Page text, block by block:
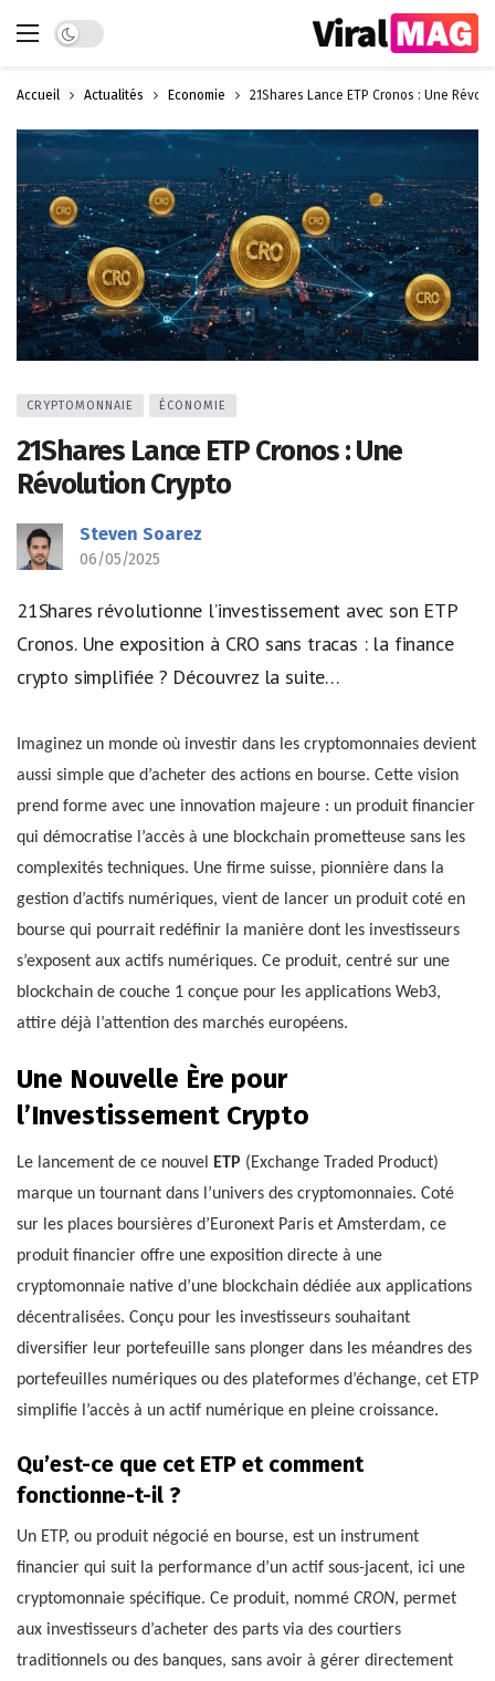
Dark mode
Accueil Actualités Économie 21Shares Lance ETP Cronos : Une
CRYPTOMONNAIE ÉCONOMIE
21Shares Lance ETP Cronos : Une
Révolution Crypto
Steven Soarez
06/05/2025
21Shares révolutionne l’investissement avec son ETP
Cronos. Une exposition à CRO sans tracas : la finance
crypto simplifiée ? Découvrez la suite…
Imaginez un monde où investir dans les cryptomonnaies devient
aussi simple que d’acheter des actions en bourse. Cette vision
prend forme avec une innovation majeure : un produit financier
qui démocratise l’accès à une blockchain prometteuse sans les
complexités techniques. Une firme suisse, pionnière dans la
gestion d’actifs numériques, vient de lancer un produit coté en
bourse qui pourrait redéfinir la manière dont les investisseurs
s’exposent aux actifs numériques. Ce produit, centré sur une
blockchain de couche 1 conçue pour les applications Web3,
attire déjà l’attention des marchés européens.
Une Nouvelle Ère pour
l’Investissement Crypto
Le lancement de ce nouvel ETP (Exchange Traded Product)
marque un tournant dans l’univers des cryptomonnaies. Coté
sur les places boursières d’Euronext Paris et Amsterdam, ce
produit financier offre une exposition directe à une
cryptomonnaie native d’une blockchain dédiée aux applications
décentralisées. Conçu pour les investisseurs souhaitant
diversifier leur portefeuille sans plonger dans les méandres des
portefeuilles numériques ou des plateformes d’échange, cet ETP
simplifie l’accès à un actif numérique en pleine croissance.
Qu’est-ce que cet ETP et comment
fonctionne-t-il ?
Un ETP, ou produit négocié en bourse, est un instrument
financier qui suit la performance d’un actif sous-jacent, ici une
cryptomonnaie spécifique. Ce produit, nommé CRON, permet
aux investisseurs d’acheter des parts via des courtiers
traditionnels ou des banques, sans avoir à gérer directement